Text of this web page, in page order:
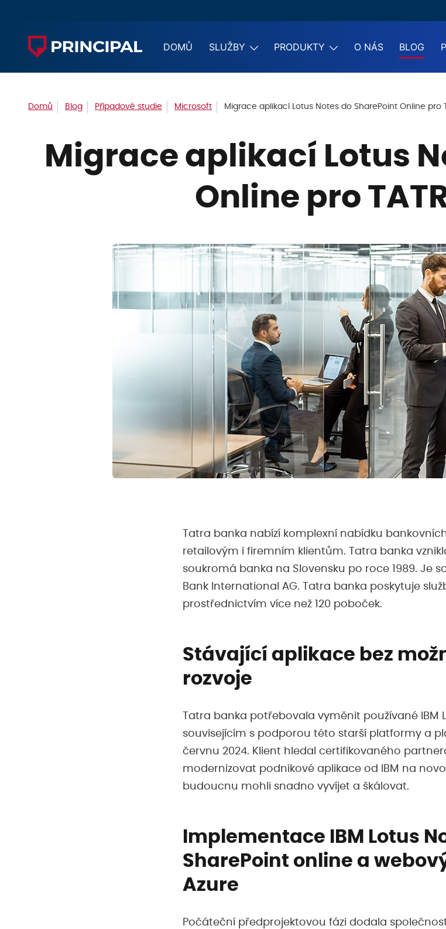
DOMŮ SLUŽBY PRODUKTY O NÁS BLOG
Domů Blog Případové studie Microsoft Migrace aplikací Lotus Notes do SharePoint Online pro
Migrace aplikací Lotus
Online pro
Tatra banka nabízí komplexní nabídku
retailovým i firemním klientům. Tatra banka
soukromá banka na Slovensku po roce 1989. Je
Bank International AG. Tatra banka poskytuje
prostřednictvím více než 120 poboček.
Stávající aplikace bez
rozvoje
Tatra banka potřebovala vyměnit používané IBM
souvisejícím s podporou této starší platformy a
červnu 2024. Klient hledal certifikovaného
modernizovat podnikové aplikace od IBM na
budoucnu mohli snadno vyvíjet a škálovat.
Implementace IBM Lotus
SharePoint online a
Azure
Počáteční předprojektovou fázi dodala